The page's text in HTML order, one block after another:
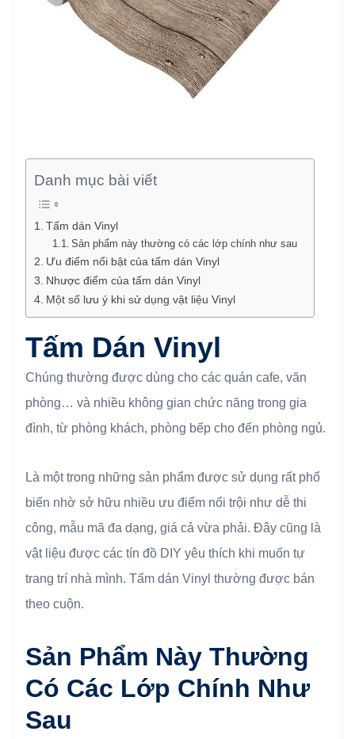
Danh mục bài viết
Tấm dán Vinyl
Sản phẩm này thường có các lớp chính như sau
Ưu điểm nổi bật của tấm dán Vinyl
Nhược điểm của tấm dán Vinyl
Một số lưu ý khi sử dụng vật liệu Vinyl
Tấm Dán Vinyl
Chúng thường được dùng cho các quán cafe, văn
phòng… và nhiều không gian chức năng trong gia
đình, từ phòng khách, phòng bếp cho đến phòng ngủ.
Là một trong những sản phẩm được sử dụng rất phổ
biến nhờ sở hữu nhiều ưu điểm nổi trội như dễ thi
công, mẫu mã đa dạng, giá cả vừa phải. Đây cũng là
vật liệu được các tín đồ DIY yêu thích khi muốn tự
trang trí nhà mình. Tấm dán Vinyl thường được bán
theo cuộn.
Sản Phẩm Này Thường
Có Các Lớp Chính Như
Sau